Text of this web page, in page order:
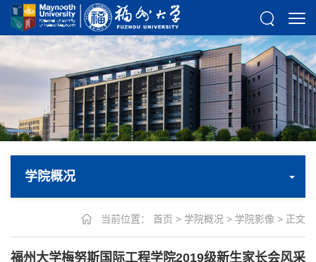
学院概况
当前位置： 首页 > 学院概况 > 学院影像 > 正文
福州大学梅努斯国际工程学院2019级新生家长会风采